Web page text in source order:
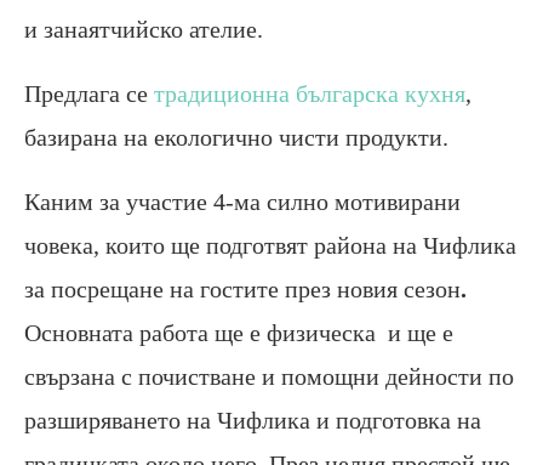
и занаятчийско ателие.
Предлага се традиционна българска кухня,
базирана на екологично чисти продукти.
Каним за участие 4-ма силно мотивирани
човека, които ще подготвят района на Чифлика
за посрещане на гостите през новия сезон.
Основната работа ще е физическа и ще е
свързана с почистване и помощни дейности по
разширяването на Чифлика и подготовка на